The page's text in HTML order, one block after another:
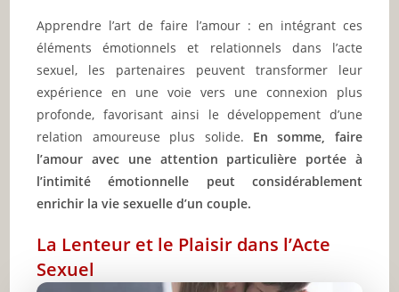
Apprendre l’art de faire l’amour : en intégrant ces
éléments émotionnels et relationnels dans l’acte
sexuel, les partenaires peuvent transformer leur
expérience en une voie vers une connexion plus
profonde, favorisant ainsi le développement d’une
relation amoureuse plus solide. En somme, faire
l’amour avec une attention particulière portée à
l’intimité émotionnelle peut considérablement
enrichir la vie sexuelle d’un couple.
La Lenteur et le Plaisir dans l’Acte
Sexuel